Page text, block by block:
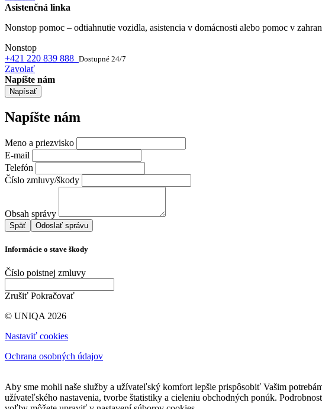
Asistenčná linka
Nonstop pomoc – odtiahnutie vozidla, asistencia v domácnosti alebo pomoc v
Nonstop
+421 220 839 888 Dostupné 24/7
Zavolať
Napíšte nám
Napísať
Napíšte nám
Meno a priezvisko
E-mail
Telefón
Číslo zmluvy/škody
Obsah správy
Späť
Informácie o stave škody
Číslo poistnej zmluvy
Zrušiť Pokračovať
© UNIQA 2026
Nastaviť cookies
Ochrana osobných údajov
Aby sme mohli naše služby a užívateľský komfort lepšie prispôsobiť Vašim
užívateľského nastavenia, tvorbe štatistiky a cieleniu obchodných ponúk.